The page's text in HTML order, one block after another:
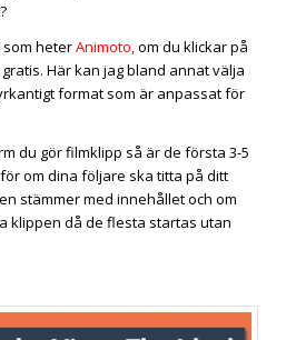
som heterAnimoto,om du klickar på
Här kan jag bland annat välja
format som är anpassat för
du gör filmklipp så är de första 3-5
om dina följare ska titta på ditt
stämmer med innehållet och om
klippen då de flesta startas utan